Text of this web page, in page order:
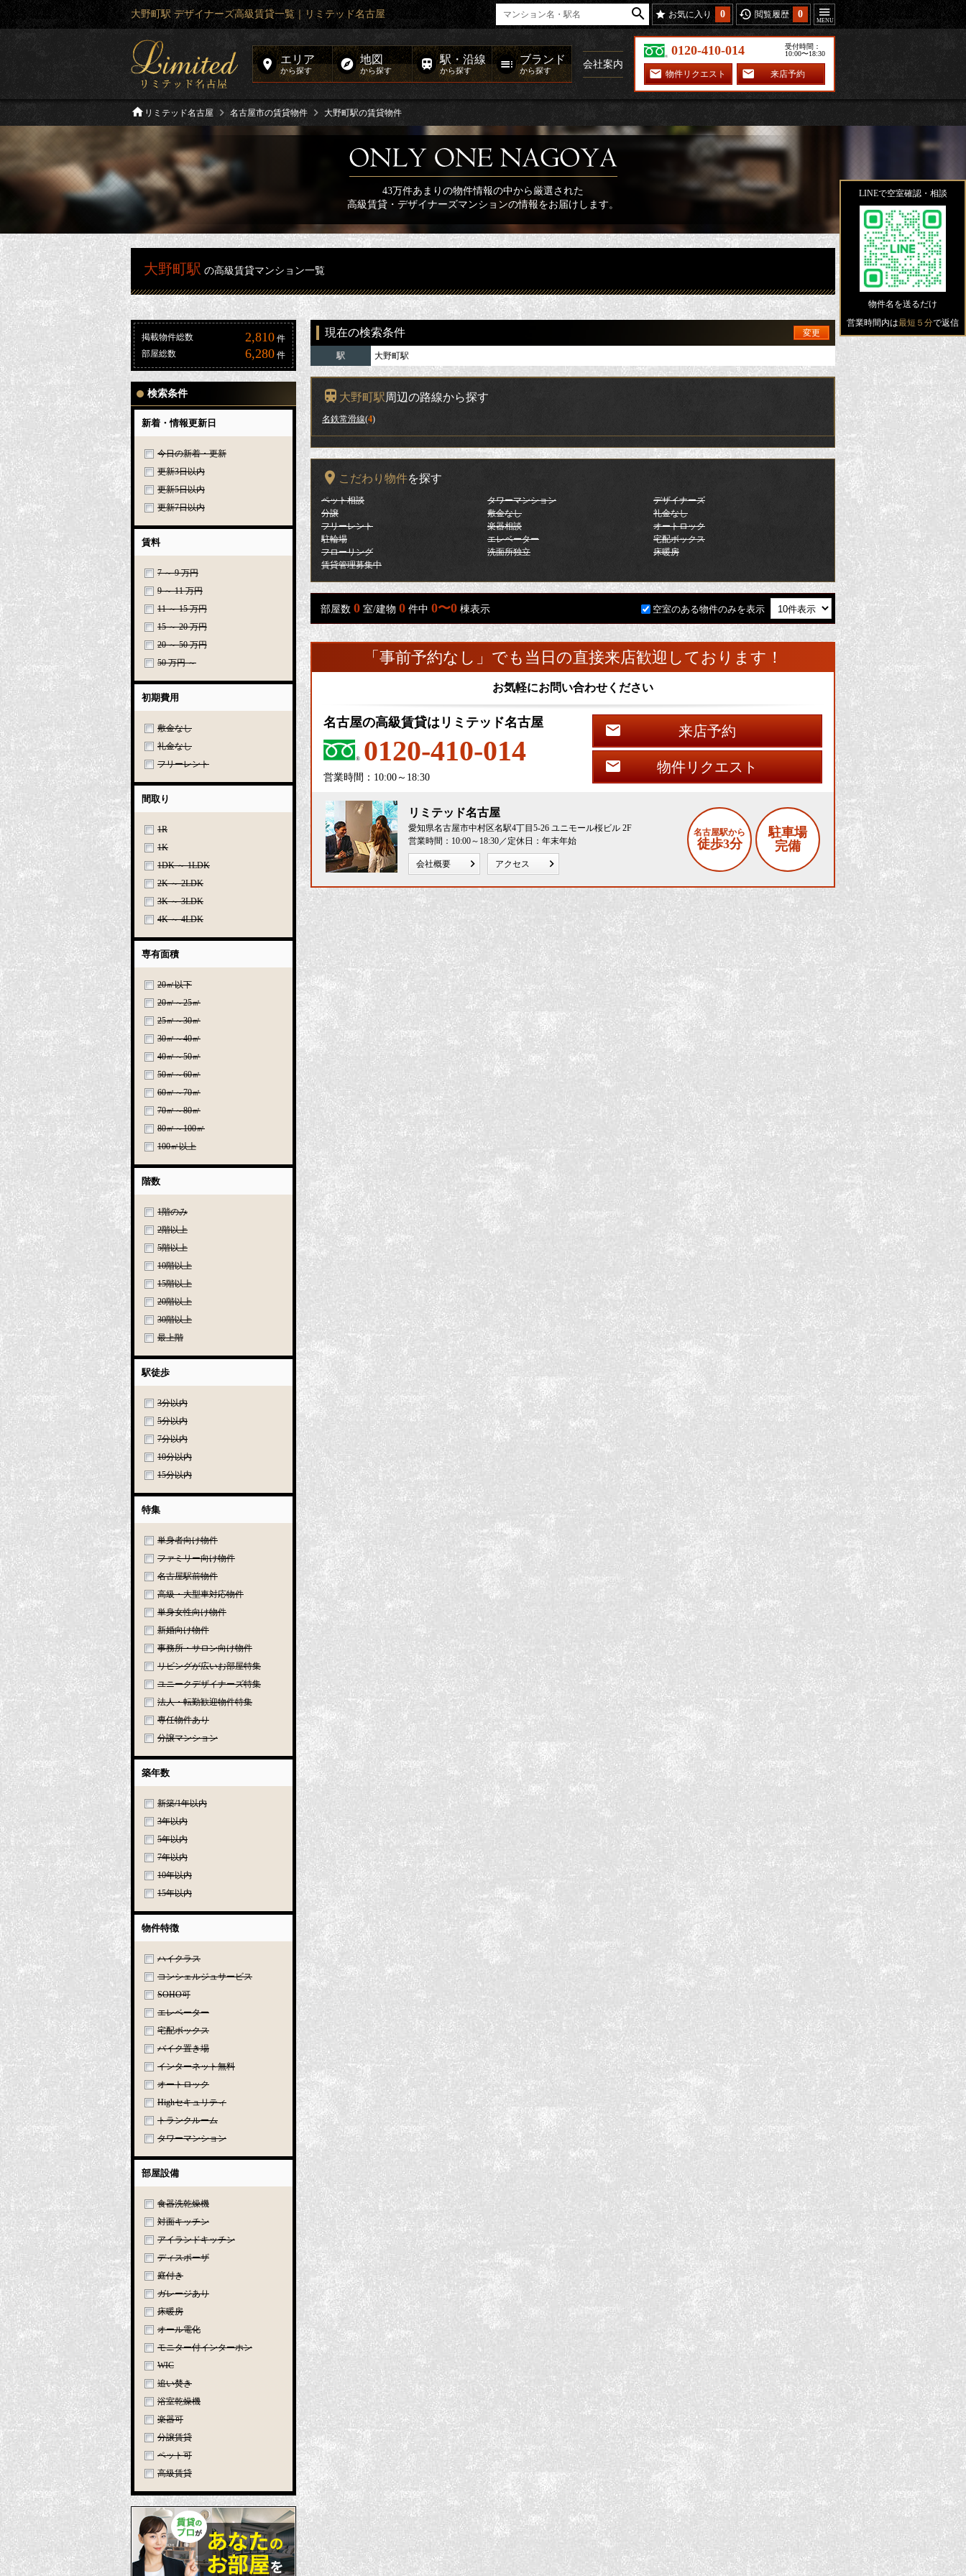
大野町駅 デザイナーズ高級賃貸一覧｜リミテッド名古屋 お気に入り 0 閲覧履歴 0
エリア
から探す
地図
から探す
駅・沿線
から探す
ブランド
から探す
会社案内
0120-410-014
受付時間：
10:00〜18:30
物件リクエスト 来店予約
リミテッド名古屋 名古屋市の賃貸物件 大野町駅の賃貸物件
43万件あまりの物件情報の中から厳選された
高級賃貸・デザイナーズマンションの情報をお届けします。
大野町駅 の高級賃貸マンション一覧
掲載物件総数 2,810 件
部屋総数
6,280 件
検索条件
新着・情報更新日
今日の新着・更新
更新3日以内
更新5日以内
更新7日以内
賃料
7 ～ 9 万円
9 ～ 11 万円
11 ～ 15 万円
15 ～ 20 万円
20 ～ 50 万円
50 万円 ～
初期費用
敷金なし
礼金なし
フリーレント
間取り
1R
1K
1DK ～ 1LDK
2K ～ 2LDK
3K ～ 3LDK
4K ～ 4LDK
専有面積
20㎡以下
20㎡～25㎡
25㎡～30㎡
30㎡～40㎡
40㎡～50㎡
50㎡～60㎡
60㎡～70㎡
70㎡～80㎡
80㎡～100㎡
100㎡以上
階数
1階のみ
2階以上
5階以上
10階以上
15階以上
20階以上
30階以上
最上階
駅徒歩
3分以内
5分以内
7分以内
10分以内
15分以内
特集
単身者向け物件
ファミリー向け物件
名古屋駅前物件
高級・大型車対応物件
単身女性向け物件
新婚向け物件
事務所・サロン向け物件
リビングが広いお部屋特集
ユニークデザイナーズ特集
法人・転勤歓迎物件特集
専任物件あり
分譲マンション
築年数
新築/1年以内
3年以内
5年以内
7年以内
10年以内
15年以内
物件特徴
ハイクラス
コンシェルジュサービス
SOHO可
エレベーター
宅配ボックス
バイク置き場
インターネット無料
オートロック
Highセキュリティ
トランクルーム
タワーマンション
部屋設備
食器洗乾燥機
対面キッチン
アイランドキッチン
ディスポーザ
庭付き
ガレージあり
床暖房
オール電化
モニター付インターホン
WIC
追い焚き
浴室乾燥機
楽器可
分譲賃貸
ペット可
高級賃貸
現在の検索条件 変更
駅 大野町駅
大野町駅周辺の路線から探す
名鉄常滑線(4)
こだわり物件を探す
ペット相談 タワーマンション
デザイナーズ
分譲
敷金なし
礼金なし
フリーレント
楽器相談
オートロック
駐輪場
エレベーター
宅配ボックス
フローリング
洗面所独立
床暖房
賃貸管理募集中
部屋数 0 室/建物 0 件中 0〜0 棟表示 空室のある物件のみを表示
「事前予約なし」でも当日の直接来店歓迎しております！
お気軽にお問い合わせください
名古屋の高級賃貸はリミテッド名古屋
0120-410-014
営業時間：10:00～18:30
来店予約
物件リクエスト
リミテッド名古屋
愛知県名古屋市中村区名駅4丁目5-26 ユニモール桜ビル 2F
営業時間：10:00～18:30／定休日：年末年始
会社概要 アクセス
名古屋駅から
徒歩3分
駐車場
完備
LINEで空室確認・相談
物件名を送るだけ
営業時間内は最短５分で返信